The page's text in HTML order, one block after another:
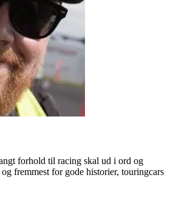
forhold til racing skal ud i ord og
fremmest for gode historier, touringcars